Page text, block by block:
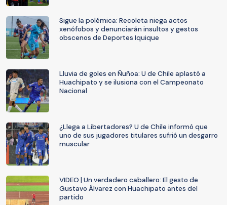
Sigue la polémica: Recoleta niega actos
xenófobos y denunciarán insultos y gestos
obscenos de Deportes Iquique
Lluvia de goles en Ñuñoa: U de Chile aplastó a
Huachipato y se ilusiona con el Campeonato
Nacional
¿Llega a Libertadores? U de Chile informó que
uno de sus jugadores titulares sufrió un desgarro
muscular
VIDEO | Un verdadero caballero: El gesto de
Gustavo Álvarez con Huachipato antes del
partido